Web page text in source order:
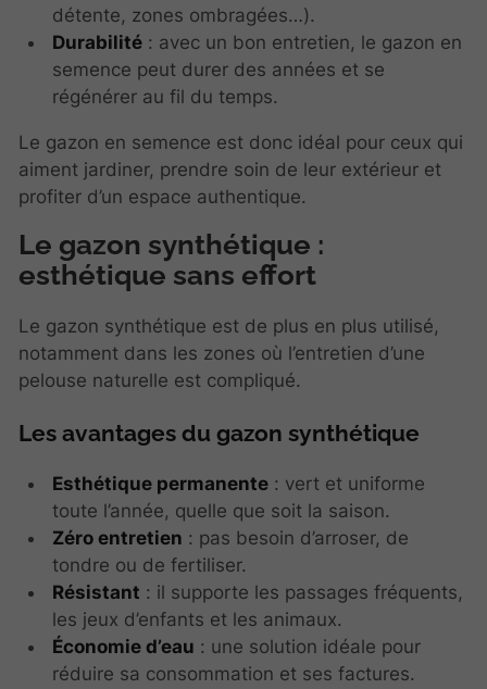
détente, zones ombragées…).
Durabilité : avec un bon entretien, le gazon en
semence peut durer des années et se
régénérer au fil du temps.
Le gazon en semence est donc idéal pour ceux qui
aiment jardiner, prendre soin de leur extérieur et
profiter d’un espace authentique.
Le gazon synthétique :
esthétique sans effort
Le gazon synthétique est de plus en plus utilisé,
notamment dans les zones où l’entretien d’une
pelouse naturelle est compliqué.
Les avantages du gazon synthétique
Esthétique permanente : vert et uniforme
toute l’année, quelle que soit la saison.
Zéro entretien : pas besoin d’arroser, de
tondre ou de fertiliser.
Résistant : il supporte les passages fréquents,
les jeux d’enfants et les animaux.
Économie d’eau : une solution idéale pour
réduire sa consommation et ses factures.